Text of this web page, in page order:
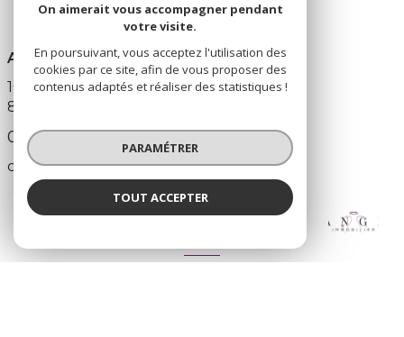
Ange Immobilier
ANGE IMMOBILIER
105 AVENUE DE LA RÉPUBLIQUE
83210
0642666654
contact@angeimmobilier.fr
On aimerait vous accompagner pendant
votre visite.
En poursuivant, vous acceptez l'utilisation des
cookies par ce site, afin de vous proposer des
contenus adaptés et réaliser des statistiques !
PARAMÉTRER
TOUT ACCEPTER